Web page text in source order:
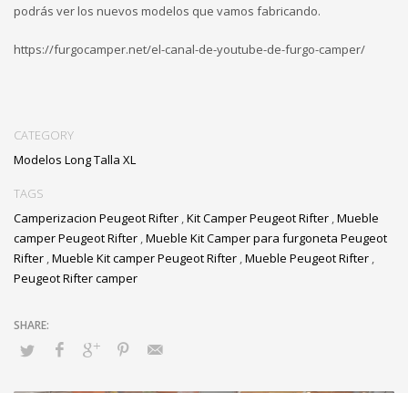
podrás ver los nuevos modelos que vamos fabricando.
https://furgocamper.net/el-canal-de-youtube-de-furgo-camper/
CATEGORY
Modelos Long Talla XL
TAGS
Camperizacion Peugeot Rifter Kit Camper Peugeot Rifter Mueble
camper Peugeot Rifter Mueble Kit Camper para furgoneta Peugeot
Rifter Mueble Kit camper Peugeot Rifter Mueble Peugeot Rifter
Peugeot Rifter camper